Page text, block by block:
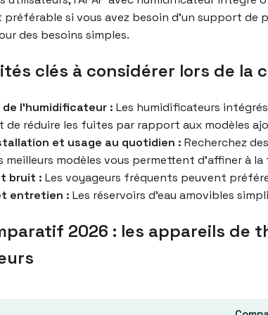
si vous avez besoin d’un support de
des besoins simples.
clés à considérer lors de la
l’humidificateur : Les humidificateurs
de réduire les fuites par rapport aux modèles
et usage au quotidien : Recherchez
meilleurs modèles vous permettent d’affiner à
bruit : Les voyageurs fréquents peuvent
entretien : Les réservoirs d’eau amovibles
2026 : les appareils de